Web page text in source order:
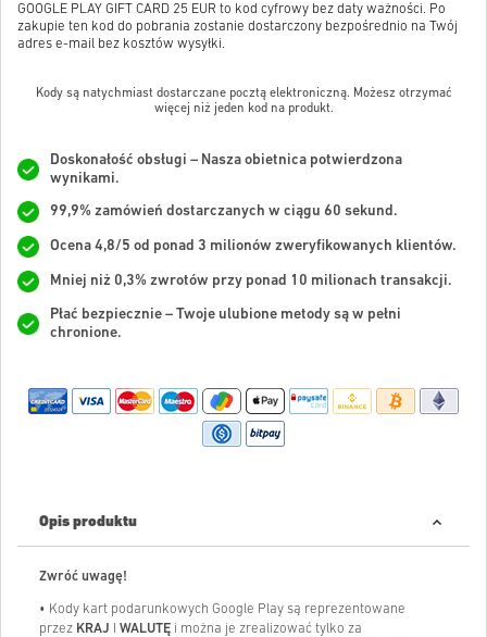
GOOGLE PLAY GIFT CARD 25 EUR to kod cyfrowy bez daty ważności. Po
zakupie ten kod do pobrania zostanie dostarczony bezpośrednio na Twój
adres e-mail bez kosztów wysyłki.
Kody są natychmiast dostarczane pocztą elektroniczną. Możesz otrzymać
więcej niż jeden kod na produkt.
Doskonałość obsługi – Nasza obietnica potwierdzona
wynikami.
99,9% zamówień dostarczanych w ciągu 60 sekund.
Ocena 4,8/5 od ponad 3 milionów zweryfikowanych klientów.
Mniej niż 0,3% zwrotów przy ponad 10 milionach transakcji.
Płać bezpiecznie – Twoje ulubione metody są w pełni
chronione.
Opis produktu
Zwróć uwagę!
• Kody kart podarunkowych Google Play są reprezentowane
przez KRAJ WALUTĘ i można je zrealizować tylko za